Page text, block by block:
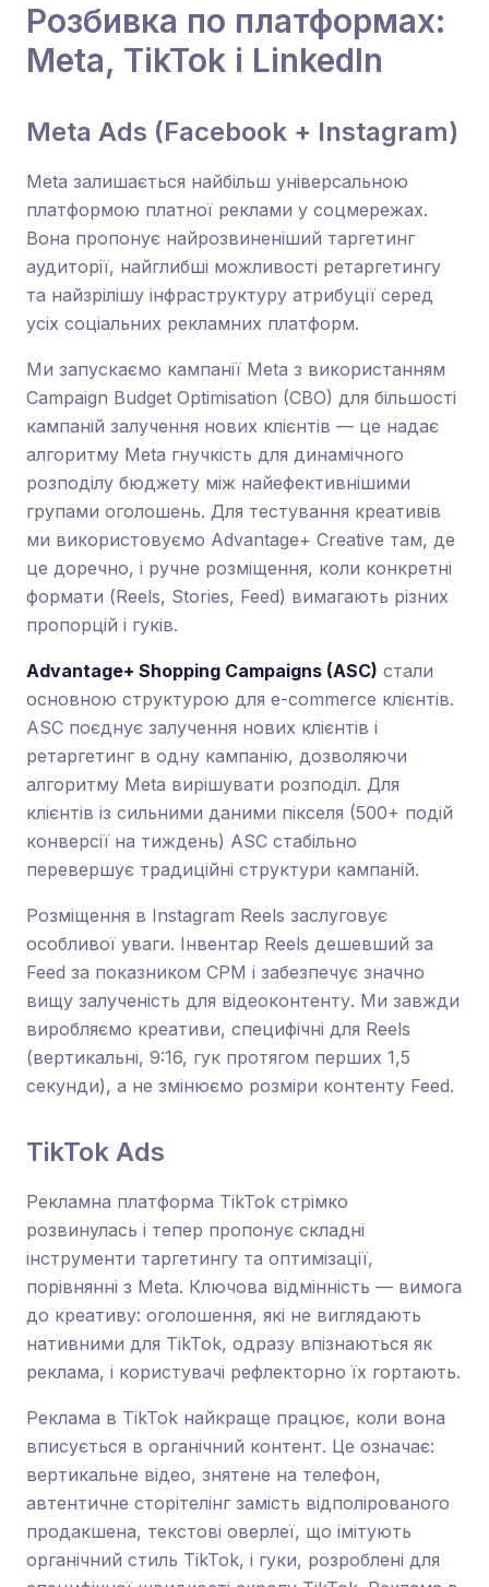
Розбивка по платформах:
Meta, TikTok і LinkedIn
Meta Ads (Facebook + Instagram)
Meta залишається найбільш універсальною
платформою платної реклами у соцмережах.
Вона пропонує найрозвиненіший таргетинг
аудиторії, найглибші можливості ретаргетингу
та найзрілішу інфраструктуру атрибуції серед
усіх соціальних рекламних платформ.
Ми запускаємо кампанії Meta з використанням
Campaign Budget Optimisation (CBO) для більшості
кампаній залучення нових клієнтів — це надає
алгоритму Meta гнучкість для динамічного
розподілу бюджету між найефективнішими
групами оголошень. Для тестування креативів
ми використовуємо Advantage+ Creative там, де
це доречно, і ручне розміщення, коли конкретні
формати (Reels, Stories, Feed) вимагають різних
пропорцій і гуків.
Advantage+ Shopping Campaigns (ASC) стали
основною структурою для e-commerce клієнтів.
ASC поєднує залучення нових клієнтів і
ретаргетинг в одну кампанію, дозволяючи
алгоритму Meta вирішувати розподіл. Для
клієнтів із сильними даними пікселя (500+ подій
конверсії на тиждень) ASC стабільно
перевершує традиційні структури кампаній.
Розміщення в Instagram Reels заслуговує
особливої уваги. Інвентар Reels дешевший за
Feed за показником CPM і забезпечує значно
вищу залученість для відеоконтенту. Ми завжди
виробляємо креативи, специфічні для Reels
(вертикальні, 9:16, гук протягом перших 1,5
секунди), а не змінюємо розміри контенту Feed.
TikTok Ads
Рекламна платформа TikTok стрімко
розвинулась і тепер пропонує складні
інструменти таргетингу та оптимізації,
порівнянні з Meta. Ключова відмінність — вимога
до креативу: оголошення, які не виглядають
нативними для TikTok, одразу впізнаються як
реклама, і користувачі рефлекторно їх гортають.
Реклама в TikTok найкраще працює, коли вона
вписується в органічний контент. Це означає:
вертикальне відео, знятене на телефон,
автентичне сторітелінг замість відполірованого
продакшена, текстові оверлеї, що імітують
органічний стиль TikTok, і гуки, розроблені для